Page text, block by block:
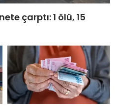
çarptı: 1 ölü, 15